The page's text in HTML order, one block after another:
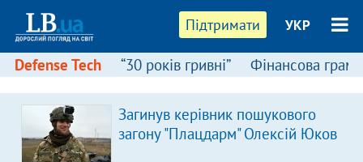
Підтримати УКР
Defense Tech “30 років гривні” Фінансова
Загинув керівник пошукового
загону "Плацдарм" Олексій Юков